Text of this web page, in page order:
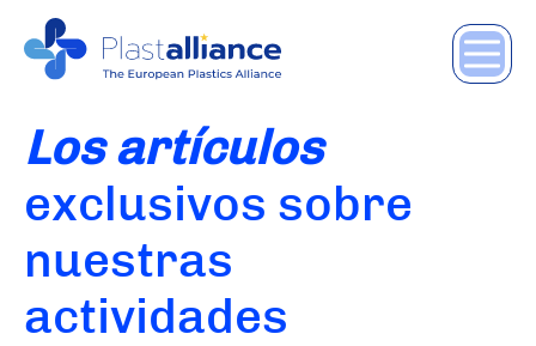
Los artículos
exclusivos sobre
nuestras
actividades